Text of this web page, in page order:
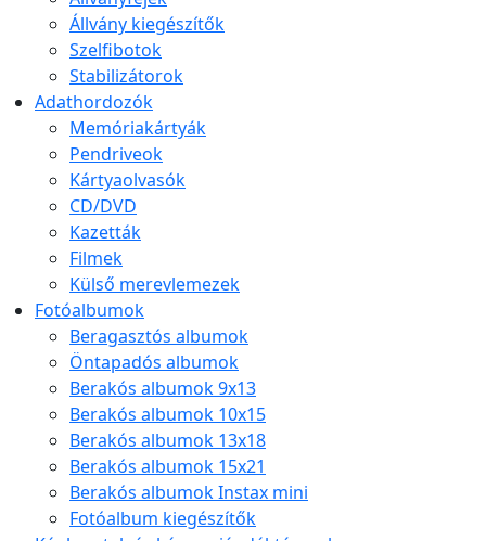
Állvány kiegészítők
Szelfibotok
Stabilizátorok
Adathordozók
Memóriakártyák
Pendriveok
Kártyaolvasók
CD/DVD
Kazetták
Filmek
Külső merevlemezek
Fotóalbumok
Beragasztós albumok
Öntapadós albumok
Berakós albumok 9x13
Berakós albumok 10x15
Berakós albumok 13x18
Berakós albumok 15x21
Berakós albumok Instax mini
Fotóalbum kiegészítők